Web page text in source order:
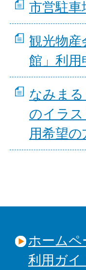
市営駐車
観光物産
館」利用
なみま
のイラ
用希望の
ホームペ
利用ガイ